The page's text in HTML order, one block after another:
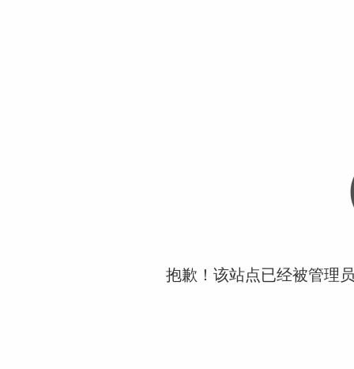
抱歉！该站点已经被管理